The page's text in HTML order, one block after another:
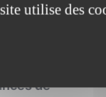
:
de
utilise des